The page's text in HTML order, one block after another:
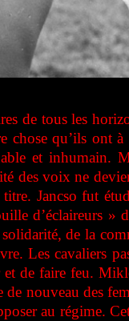
de tous les
qu’ils ont
et inhumain.
des voix ne
Jancso fut
d’éclaireurs »
de la
Les cavaliers
de faire feu.
nouveau des
au régime.